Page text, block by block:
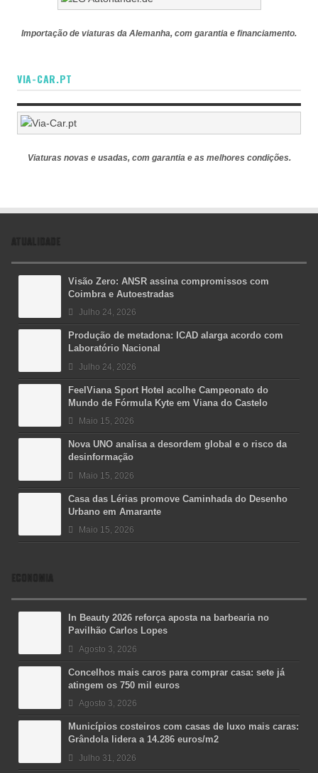
Importação de viaturas da Alemanha, com garantia e financiamento.
VIA-CAR.PT
Viaturas novas e usadas, com garantia e as melhores condições.
ATUALIDADE
Visão Zero: ANSR assina compromissos com
Coimbra e Autoestradas
Julho 24, 2026
Produção de metadona: ICAD alarga acordo com
Laboratório Nacional
Julho 24, 2026
FeelViana Sport Hotel acolhe Campeonato do
Mundo de Fórmula Kyte em Viana do Castelo
Maio 15, 2026
Nova UNO analisa a desordem global e o risco da
desinformação
Maio 15, 2026
Casa das Lérias promove Caminhada do Desenho
Urbano em Amarante
Maio 15, 2026
ECONOMIA
In Beauty 2026 reforça aposta na barbearia no
Pavilhão Carlos Lopes
Agosto 3, 2026
Concelhos mais caros para comprar casa: sete já
atingem os 750 mil euros
Agosto 3, 2026
Municípios costeiros com casas de luxo mais caras:
Grândola lidera a 14.286 euros/m2
Julho 31, 2026